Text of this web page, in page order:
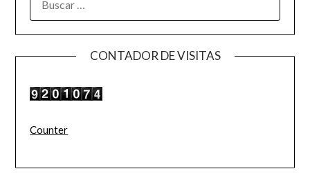
CONTADOR DE VISITAS
Counter